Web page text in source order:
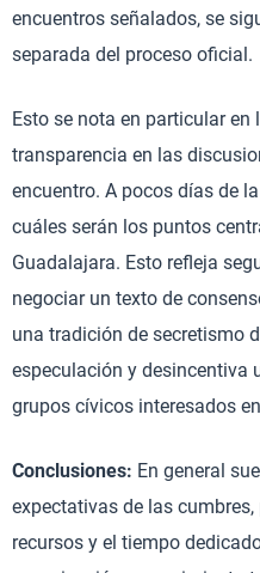
encuentros señalados, se
separada del proceso oficial.
Esto se nota en particular
transparencia en las
encuentro. A pocos días de
cuáles serán los puntos
Guadalajara. Esto refleja
negociar un texto de
una tradición de secretismo
especulación y desincentiva
grupos cívicos interesados
Conclusiones: En general
expectativas de las
recursos y el tiempo